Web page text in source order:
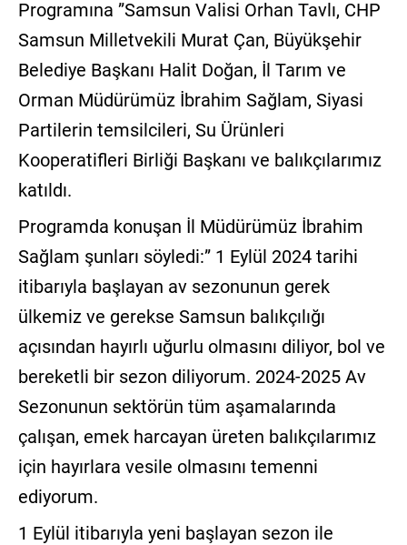
Programına ”Samsun Valisi Orhan Tavlı, CHP
Samsun Milletvekili Murat Çan, Büyükşehir
Belediye Başkanı Halit Doğan, İl Tarım ve
Orman Müdürümüz İbrahim Sağlam, Siyasi
Partilerin temsilcileri, Su Ürünleri
Kooperatifleri Birliği Başkanı ve balıkçılarımız
katıldı.
Programda konuşan İl Müdürümüz İbrahim
Sağlam şunları söyledi:” 1 Eylül 2024 tarihi
itibarıyla başlayan av sezonunun gerek
ülkemiz ve gerekse Samsun balıkçılığı
açısından hayırlı uğurlu olmasını diliyor, bol ve
bereketli bir sezon diliyorum. 2024-2025 Av
Sezonunun sektörün tüm aşamalarında
çalışan, emek harcayan üreten balıkçılarımız
için hayırlara vesile olmasını temenni
ediyorum.
1 Eylül itibarıyla yeni başlayan sezon ile